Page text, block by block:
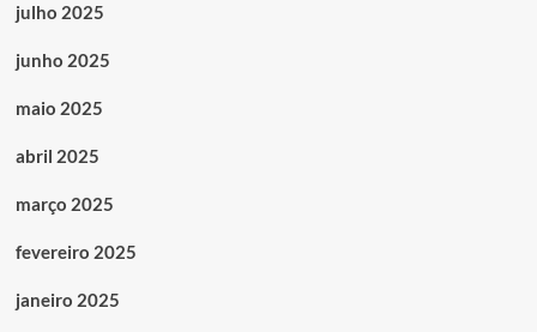
julho 2025
junho 2025
maio 2025
abril 2025
março 2025
fevereiro 2025
janeiro 2025